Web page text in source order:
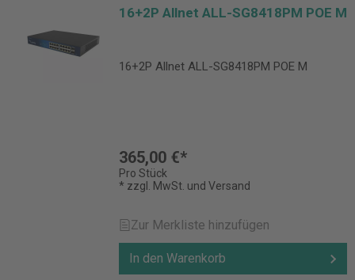
16+2P Allnet ALL-SG8418PM POE M
16+2P Allnet ALL-SG8418PM POE M
365,00 €*
Pro Stück
* zzgl. MwSt. und Versand
Zur Merkliste hinzufügen
In den Warenkorb